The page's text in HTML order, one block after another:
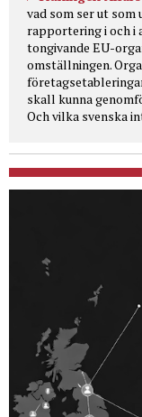
vad som ser ut
rapportering i och i
tongivande EU-
omställningen.
skall kunna
Och vilka svenska